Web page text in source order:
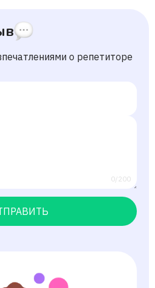
о репетиторе
0/200